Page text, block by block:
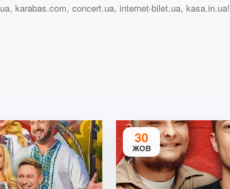
karabas.com, concert.ua, internet-bilet.ua, kasa.in.ua!
30
ЖОВ